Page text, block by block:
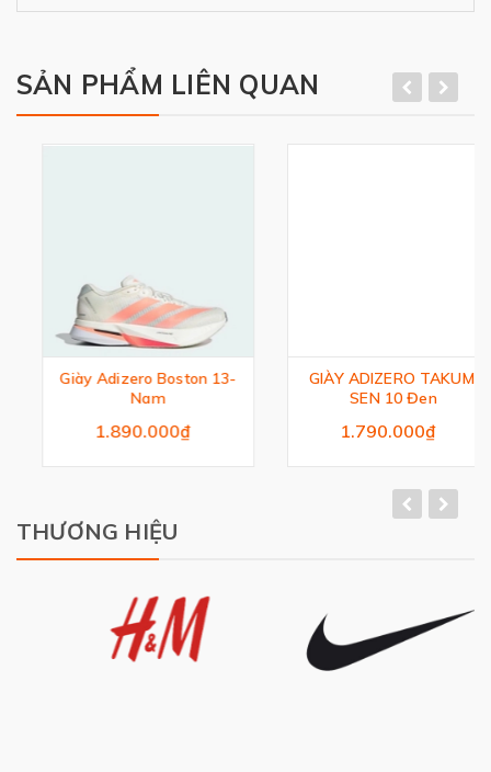
SẢN PHẨM LIÊN QUAN
Giày Adizero Boston 13-
Nam
1.890.000₫
GIÀY ADIZERO TAKUMI
SEN 10 Đen
1.790.000₫
THƯƠNG HIỆU